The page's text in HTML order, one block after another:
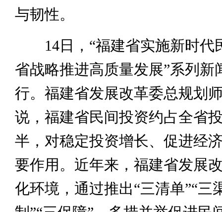
与韧性。
14日，“福建省实施新时代
省战略推进高质量发展”系列新
行。福建省发展改革委总规划
说，福建省民间投资约占全省
半，对稳定投资增长、促进经
要作用。近年来，福建省发展
化环境，通过推出“三清单”“三